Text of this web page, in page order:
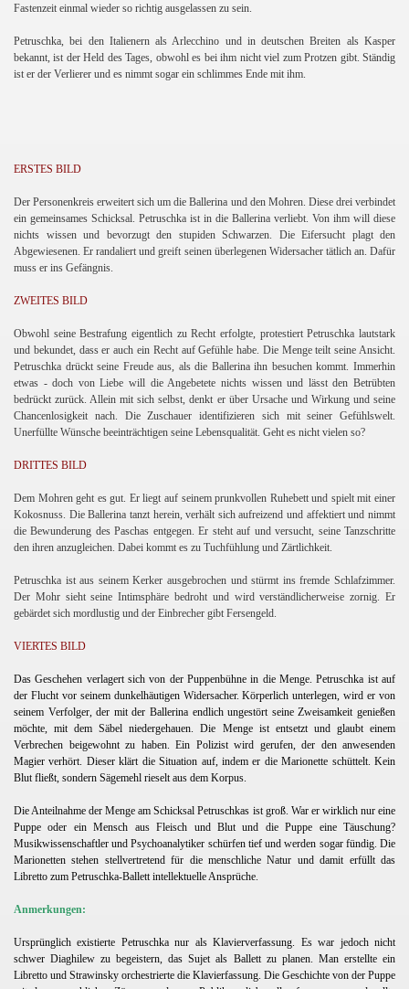
Fastenzeit einmal wieder so richtig ausgelassen zu sein.
Petruschka, bei den Italienern als Arlecchino und in deutschen Breiten als Kasper
bekannt, ist der Held des Tages, obwohl es bei ihm nicht viel zum Protzen gibt. Ständig
ist er der Verlierer und es nimmt sogar ein schlimmes Ende mit ihm.
ERSTES BILD
Der Personenkreis erweitert sich um die Ballerina und den Mohren. Diese drei verbindet
ein gemeinsames Schicksal. Petruschka ist in die Ballerina verliebt. Von ihm will diese
nichts wissen und bevorzugt den stupiden Schwarzen. Die Eifersucht plagt den
Abgewiesenen. Er randaliert und greift seinen überlegenen Widersacher tätlich an. Dafür
muss er ins Gefängnis.
ZWEITES BILD
Obwohl seine Bestrafung eigentlich zu Recht erfolgte, protestiert Petruschka lautstark
und bekundet, dass er auch ein Recht auf Gefühle habe. Die Menge teilt seine Ansicht.
Petruschka drückt seine Freude aus, als die Ballerina ihn besuchen kommt. Immerhin
etwas - doch von Liebe will die Angebetete nichts wissen und lässt den Betrübten
bedrückt zurück. Allein mit sich selbst, denkt er über Ursache und Wirkung und seine
Chancenlosigkeit nach. Die Zuschauer identifizieren sich mit seiner Gefühlswelt.
Unerfüllte Wünsche beeinträchtigen seine Lebensqualität. Geht es nicht vielen so?
DRITTES BILD
Dem Mohren geht es gut. Er liegt auf seinem prunkvollen Ruhebett und spielt mit einer
Kokosnuss. Die Ballerina tanzt herein, verhält sich aufreizend und affektiert und nimmt
die Bewunderung des Paschas entgegen. Er steht auf und versucht, seine Tanzschritte
den ihren anzugleichen. Dabei kommt es zu Tuchfühlung und Zärtlichkeit.
Petruschka ist aus seinem Kerker ausgebrochen und stürmt ins fremde Schlafzimmer.
Der Mohr sieht seine Intimsphäre bedroht und wird verständlicherweise zornig. Er
gebärdet sich mordlustig und der Einbrecher gibt Fersengeld.
VIERTES BILD
Das Geschehen verlagert sich von der Puppenbühne in die Menge. Petruschka ist auf
der Flucht vor seinem dunkelhäutigen Widersacher. Körperlich unterlegen, wird er von
seinem Verfolger, der mit der Ballerina endlich ungestört seine Zweisamkeit genießen
möchte, mit dem Säbel niedergehauen. Die Menge ist entsetzt und glaubt einem
Verbrechen beigewohnt zu haben. Ein Polizist wird gerufen, der den anwesenden
Magier verhört. Dieser klärt die Situation auf, indem er die Marionette schüttelt. Kein
Blut fließt, sondern Sägemehl rieselt aus dem Korpus.
Die Anteilnahme der Menge am Schicksal Petruschkas ist groß. War er wirklich nur eine
Puppe oder ein Mensch aus Fleisch und Blut und die Puppe eine Täuschung?
Musikwissenschaftler und Psychoanalytiker schürfen tief und werden sogar fündig. Die
Marionetten stehen stellvertretend für die menschliche Natur und damit erfüllt das
Libretto zum Petruschka-Ballett intellektuelle Ansprüche.
Anmerkungen:
Ursprünglich existierte Petruschka nur als Klavierverfassung. Es war jedoch nicht
schwer Diaghilew zu begeistern, das Sujet als Ballett zu planen. Man erstellte ein
Libretto und Strawinsky orchestrierte die Klavierfassung. Die Geschichte von der Puppe